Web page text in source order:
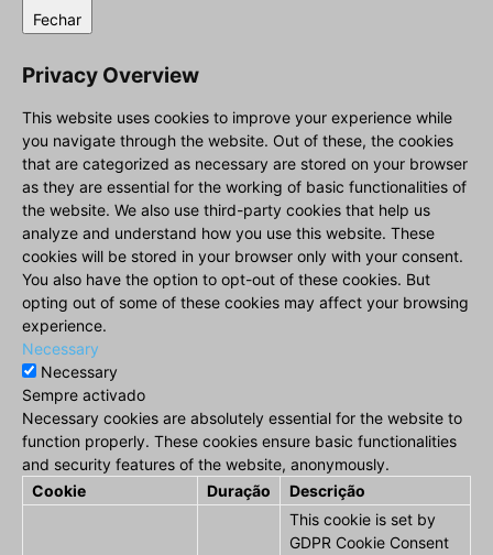
Fechar
Privacy Overview
This website uses cookies to improve your experience while
you navigate through the website. Out of these, the cookies
that are categorized as necessary are stored on your browser
as they are essential for the working of basic functionalities of
the website. We also use third-party cookies that help us
analyze and understand how you use this website. These
cookies will be stored in your browser only with your consent.
You also have the option to opt-out of these cookies. But
opting out of some of these cookies may affect your browsing
experience.
Necessary
Necessary
Sempre activado
Necessary cookies are absolutely essential for the website to
function properly. These cookies ensure basic functionalities
and security features of the website, anonymously.
Cookie
Duração Descrição
This cookie is set by
GDPR Cookie Consent